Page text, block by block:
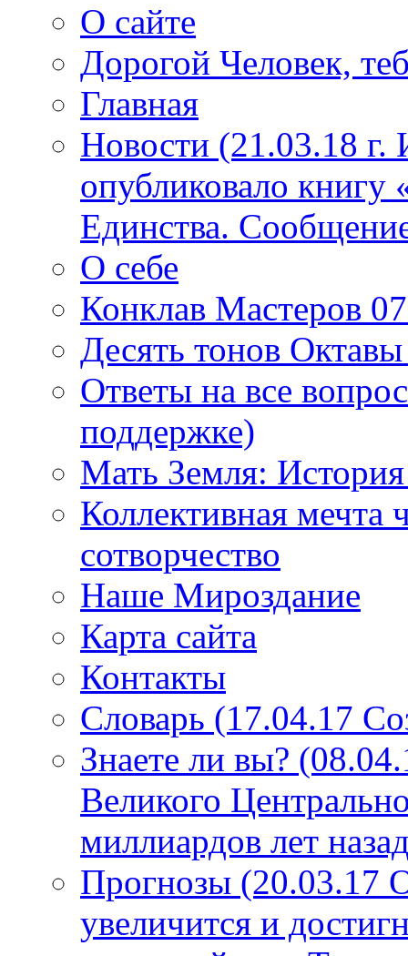
О сайте
Дорогой Человек,
Главная
Новости (21.03.18 г.
опубликовало книгу
Единства.
О себе
Конклав Мастеров
Десять тонов
Ответы на все
поддержке)
Мать Земля: История
Коллективная мечта
сотворчество
Наше Мироздание
Карта сайта
Контакты
Словарь (17.04.17
Знаете ли вы?
Великого
миллиардов лет
Прогнозы (20.03.17
увеличится и